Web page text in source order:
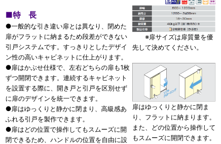
■特 長
●一般的な引き違い扉とは異なり、閉めた
扉がフラットに納まるため段差ができない
引戸システムです。すっきりとしたデザイ
ン性の高いキャビネットに仕上がります。
●扉はかぶせ仕様で、左右どちらの扉も1枚
ずつ開閉できます。連続するキャビネット
を設置する際に、開き戸と引戸を区別せず
に扉のデザインを統一できます。
●扉はゆっくりと静かに閉まり、高級感あ
ふれる引戸を製作できます。
●扉はどの位置で操作してもスムーズに開
閉できるため、ハンドルの位置を自由に設
※扉サイズは扉質量を優
先して決めてください。
扉はゆっくりと静かに閉ま
り、フラットに納まります。
また、どの位置から操作して
もスムーズに開閉できます。